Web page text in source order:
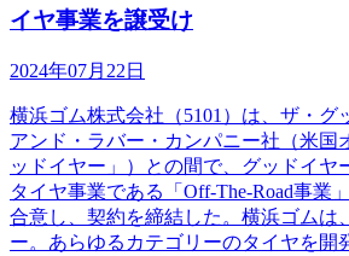
イヤ事業を譲受け
2024年07月22日
横浜ゴム株式会社（5101）は、ザ・グ
アンド・ラバー・カンパニー社（米国
ッドイヤー」）との間で、グッドイヤ
タイヤ事業である「Off-The-Road事業
合意し、契約を締結した。横浜ゴムは
ー。あらゆるカテゴリーのタイヤを開